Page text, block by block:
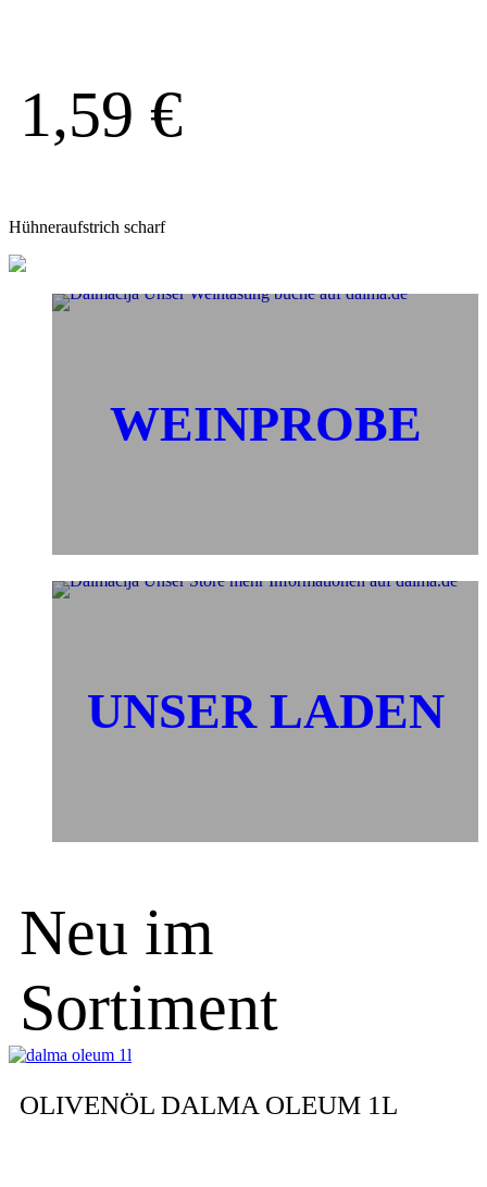
1,59 €
Hühneraufstrich scharf
WEINPROBE
UNSER LADEN
Neu im
Sortiment
OLIVENÖL DALMA OLEUM 1L